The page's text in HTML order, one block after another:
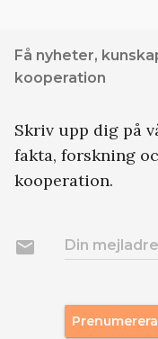
Få nyheter,
kooperation
Skriv upp dig på
fakta, forskning
kooperation.
email Din
Prenumerera